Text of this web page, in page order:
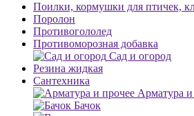
Поилки, кормушки для птичек,
Поролон
Противогололед
Противоморозная добавка
Сад и огород
Резина жидкая
Сантехника
Арматура и
Бачок